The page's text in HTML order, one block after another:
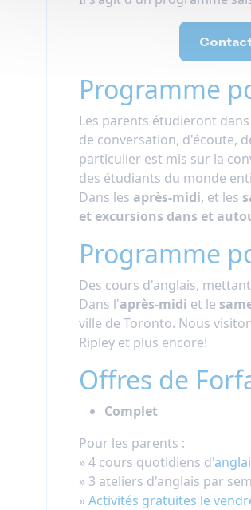
Programme
Les parents étudieront
de conversation, d'écoute,
particulier est mis sur la
des étudiants du monde
Dans les après-midi, et les
et excursions dans et
Programme
Des cours d'anglais,
Dans l'après-midi et le
ville de Toronto. Nous
Ripley et plus encore!
Offres de
Complet
Pour les parents :
» 4 cours quotidiens d'
» 3 ateliers d'anglais par
» Activités gratuites le